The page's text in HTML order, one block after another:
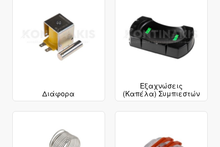
Διάφορα
Εξαχνώσεις
(Καπέλα) Συμπιεστών